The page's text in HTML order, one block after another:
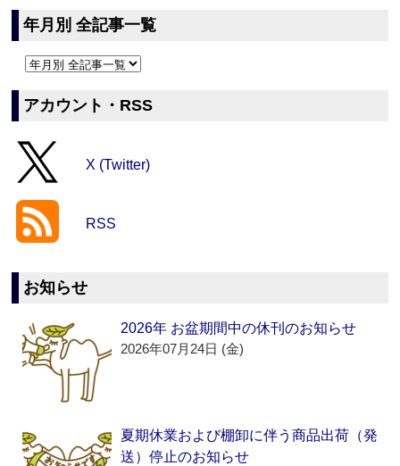
年月別 全記事一覧
アカウント・RSS
X (Twitter)
RSS
お知らせ
2026年 お盆期間中の休刊のお知らせ
2026年07月24日 (金)
夏期休業および棚卸に伴う商品出荷（発
送）停止のお知らせ